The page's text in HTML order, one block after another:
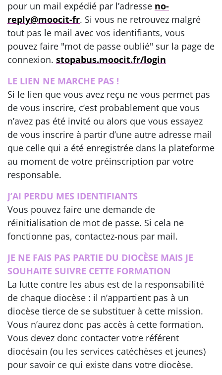
pour un mail expédié par l’adresse no-
reply@moocit-fr. Si vous ne retrouvez malgré
tout pas le mail avec vos identifiants, vous
pouvez faire "mot de passe oublié" sur la page de
connexion. stopabus.moocit.fr/login
LE LIEN NE MARCHE PAS !
Si le lien que vous avez reçu ne vous permet pas
de vous inscrire, c’est probablement que vous
n’avez pas été invité ou alors que vous essayez
de vous inscrire à partir d’une autre adresse mail
que celle qui a été enregistrée dans la plateforme
au moment de votre préinscription par votre
responsable.
J’AI PERDU MES IDENTIFIANTS
Vous pouvez faire une demande de
réinitialisation de mot de passe. Si cela ne
fonctionne pas, contactez-nous par mail.
JE NE FAIS PAS PARTIE DU DIOCÈSE MAIS JE
SOUHAITE SUIVRE CETTE FORMATION
La lutte contre les abus est de la responsabilité
de chaque diocèse : il n’appartient pas à un
diocèse tierce de se substituer à cette mission.
Vous n’aurez donc pas accès à cette formation.
Vous devez donc contacter votre référent
diocésain (ou les services catéchèses et jeunes)
pour savoir ce qui existe dans votre diocèse.